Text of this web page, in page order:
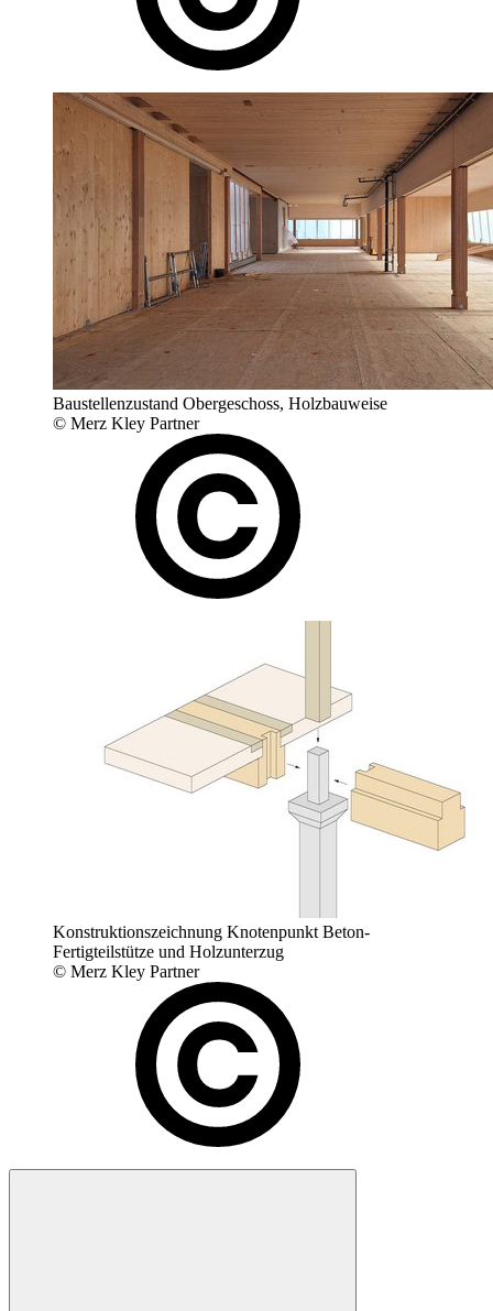
Baustellenzustand Obergeschoss, Holzbauweise
© Merz Kley Partner
Konstruktionszeichnung Knotenpunkt Beton-
Fertigteilstütze und Holzunterzug
© Merz Kley Partner